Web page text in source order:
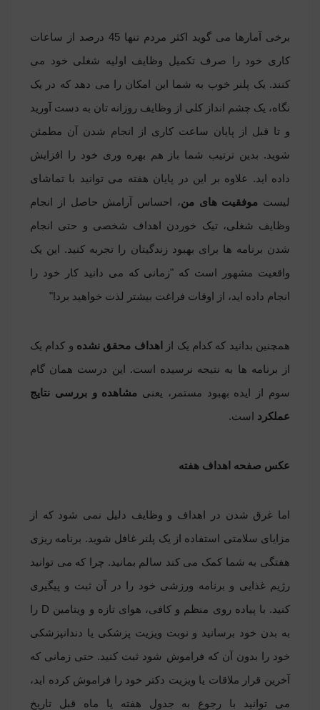
برخی آمارها می گوید اکثر مردم تنها 45 درصد از ساعات
کاری خود را صرف تکمیل وظایف اولیه شغلی خود می
کنند. یک پلنر خوب به شما این امکان را می دهد که در یک
نگاه، یک چشم انداز کلی از وظایف روزانه تان به دست آورید
و تا قبل از پایان ساعت کاری از انجام شدن آن مطمئن
شوید. بدین ترتیب شما باز هم بهره وری خود را افزایش
داده اید. علاوه بر این در پایان هفته می توانید با تماشای
لیست موفقیت های من، احساس آرامش حاصل از انجام
وظایف شغلی، تیک خوردن اهداف شخصی و حتی انجام
شدن برنامه ها برای بهبود زندگیتان را تجربه کنید. این یک
واقعیت مشهور است که "زمانی که می دانید کار خود را
انجام داده اید، از اوقات فراغت بیشتر لذت خواهید برد!"
همچنین بدانید که کدام یک از اهداف محقق نشده و کدام یک
از برنامه ها به نتیجه نرسیده است. این درست همان گام
سوم از ایده بهبود مستمر، یعنی مشاهده و بررسی نتایج
عملکرد است.
عکس صفحه اهداف هفته
اما غرق شدن در اهداف و وظایف دلیل نمی شود که از
مزایای سلامتی استفاده از یک پلنر غافل شوید. برنامه ریزی
هفتگی به شما کمک می کند سالم بمانید. چرا که می توانید
رژیم غذایی و برنامه ورزشی خود را در آن ثبت و پیگیری
کنید. با پیاده روی منظم و کافی، هوای تازه و ویتامین D را
به بدن خود برسانید و نوبت ویزیت پزشکی یا دندانپزشکی
خود را بدون آن که فراموش شود ثبت کنید. حتی زمانی که
آخرین قرار ملاقات یا ویزیت دکتر خود را فراموش کرده اید،
می توانید با رجوع به جدول هفته یا ماه قبل تاریخ